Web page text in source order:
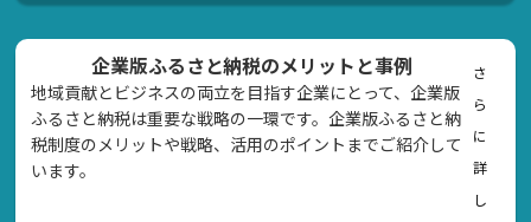
企業版ふるさと納税のメリットと事例
地域貢献とビジネスの両立を目指す企業にとって、企業版
ふるさと納税は重要な戦略の一環です。企業版ふるさと納
税制度のメリットや戦略、活用のポイントまでご紹介して
います。
さ
ら
に
詳
し